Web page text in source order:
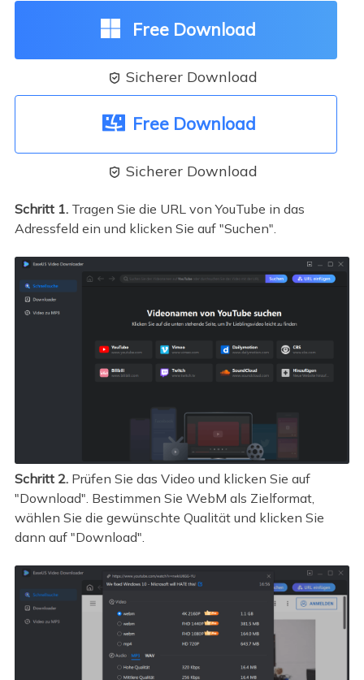
Free Download
 Sicherer Download
Free Download
 Sicherer Download
Schritt 1. Tragen Sie die URL von YouTube in das
Adressfeld ein und klicken Sie auf "Suchen".
Schritt 2. Prüfen Sie das Video und klicken Sie auf
"Download". Bestimmen Sie WebM als Zielformat,
wählen Sie die gewünschte Qualität und klicken Sie
dann auf "Download".